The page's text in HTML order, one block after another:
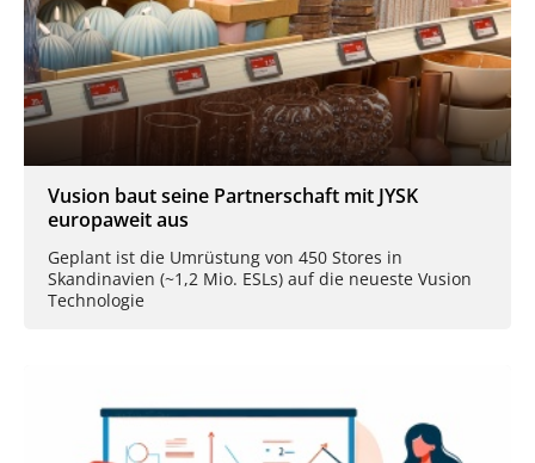
Vusion baut seine Partnerschaft mit JYSK
europaweit aus
Geplant ist die Umrüstung von 450 Stores in
Skandinavien (~1,2 Mio. ESLs) auf die neueste Vusion
Technologie